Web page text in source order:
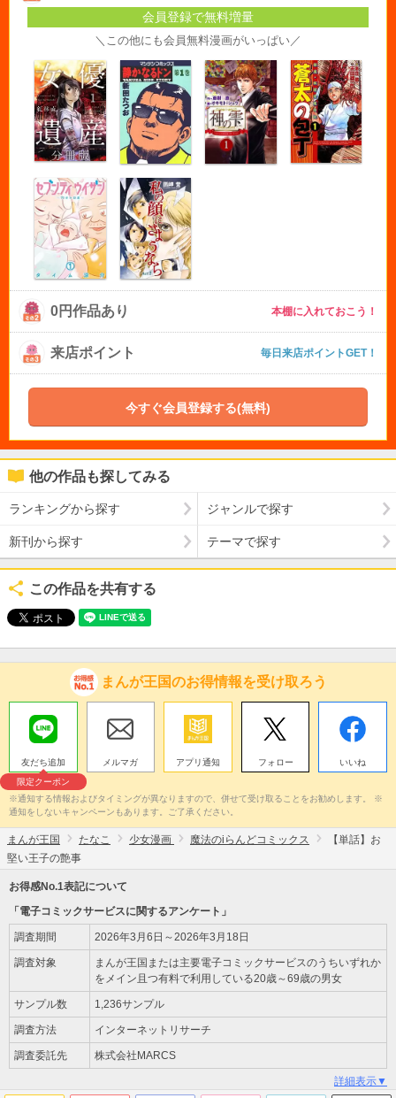
会員登録で無料増量
＼この他にも会員無料漫画がいっぱい／
0円作品あり 本棚に入れておこう！
来店ポイント 毎日来店ポイントGET！
今すぐ会員登録する(無料)
他の作品も探してみる
ランキングから探す ジャンルで探す
新刊から探す テーマで探す
この作品を共有する
まんが王国のお得情報を受け取ろう
友だち追加
限定クーポン
メルマガ アプリ通知 フォロー いいね
※通知する情報およびタイミングが異なりますので、併せて受け取ることをお勧めします。 ※
通知をしないキャンペーンもあります。ご了承ください。
まんが王国 たなこ 少女漫画 魔法のiらんどコミックス
【単話】お
堅い王子の艶事
お得感No.1表記について
「電子コミックサービスに関するアンケート」
調査期間 2026年3月6日～2026年3月18日
調査対象
まんが王国または主要電子コミックサービスのうちいずれか
をメイン且つ有料で利用している20歳～69歳の男女
サンプル数 1,236サンプル
調査方法 インターネットリサーチ
調査委託先 株式会社MARCS
詳細表示▼